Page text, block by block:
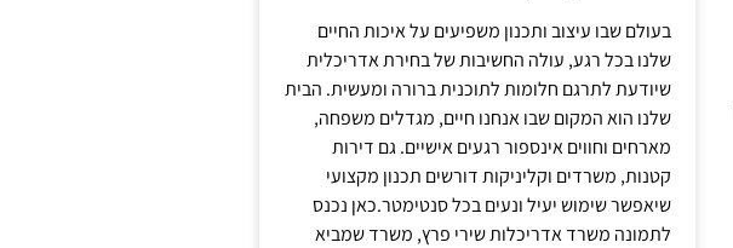
בעולם שבו עיצוב ותכנון משפיעים על איכות החיים
שלנו בכל רגע, עולה החשיבות של בחירת אדריכלית
שיודעת לתרגם חלומות לתוכנית ברורה ומעשית. הבית
שלנו הוא המקום שבו אנחנו חיים, מגדלים משפחה,
מארחים וחווים אינספור רגעים אישיים. גם דירות
קטנות, משרדים וקליניקות דורשים תכנון מקצועי
שיאפשר שימוש יעיל ונעים בכל סנטימטר.כאן נכנס
לתמונה משרד אדריכלות שירי פרץ, משרד שמביא